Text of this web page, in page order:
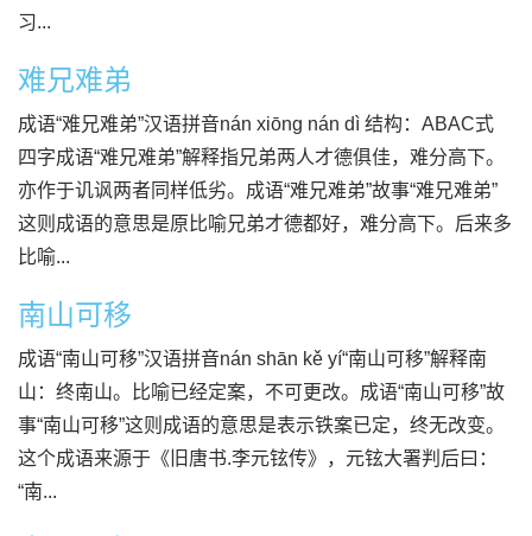
习...
难兄难弟
成语“难兄难弟”汉语拼音nán xiōng nán dì 结构：ABAC式
四字成语“难兄难弟”解释指兄弟两人才德俱佳，难分高下。
亦作于讥讽两者同样低劣。成语“难兄难弟”故事“难兄难弟”
这则成语的意思是原比喻兄弟才德都好，难分高下。后来多
比喻...
南山可移
成语“南山可移”汉语拼音nán shān kě yí“南山可移”解释南
山：终南山。比喻已经定案，不可更改。成语“南山可移”故
事“南山可移”这则成语的意思是表示铁案已定，终无改变。
这个成语来源于《旧唐书.李元铉传》，元铉大署判后曰：
“南...